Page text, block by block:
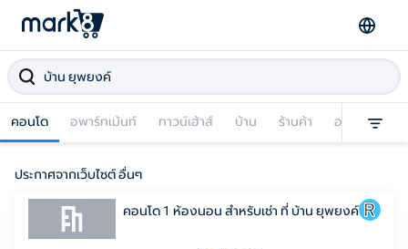
คอนโด อพาร์ทเม้นท์ ทาวน์เฮ้าส์ บ้าน ร้านค้า อาคารพาณิช
ประกาศจากเว็บไซต์ อื่นๆ
คอนโด 1 ห้องนอน สำหรับเช่า ที่ บ้าน ยุพยงค์